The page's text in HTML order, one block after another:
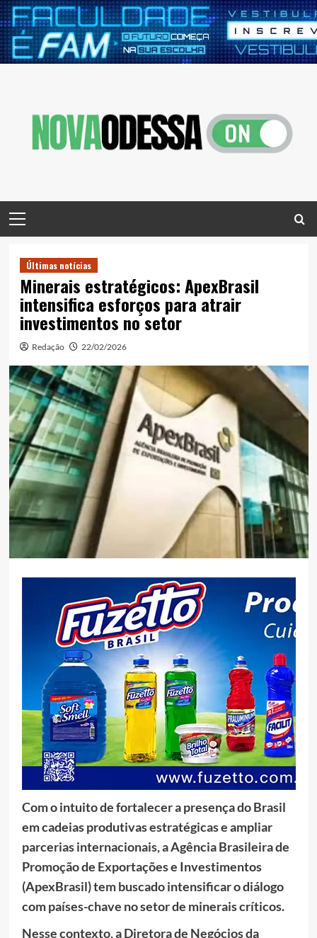
Menu
Últimas notícias
Minerais estratégicos: ApexBrasil
intensifica esforços para atrair
investimentos no setor
Redação 22/02/2026
Com o intuito de fortalecer a presença do Brasil
em cadeias produtivas estratégicas e ampliar
parcerias internacionais, a Agência Brasileira de
Promoção de Exportações e Investimentos
(ApexBrasil) tem buscado intensificar o diálogo
com países-chave no setor de minerais críticos.
Nesse contexto, a Diretora de Negócios da